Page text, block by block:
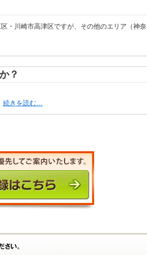
・川崎市高津区ですが、その他のエリア（神奈
？
続きを読む…